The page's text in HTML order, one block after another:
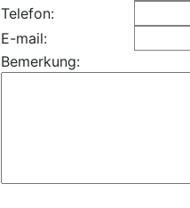
Telefon:
E-mail:
Bemerkung: